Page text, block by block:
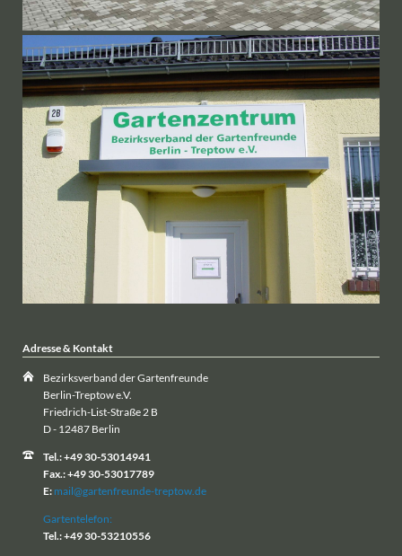
Adresse & Kontakt
Bezirksverband der Gartenfreunde
Berlin-Treptow e.V.
Friedrich-List-Straße 2 B
D - 12487 Berlin
Tel.: +49 30-53014941
Fax.: +49 30-53017789
E: mail@gartenfreunde-treptow.de
Gartentelefon:
Tel.: +49 30-53210556